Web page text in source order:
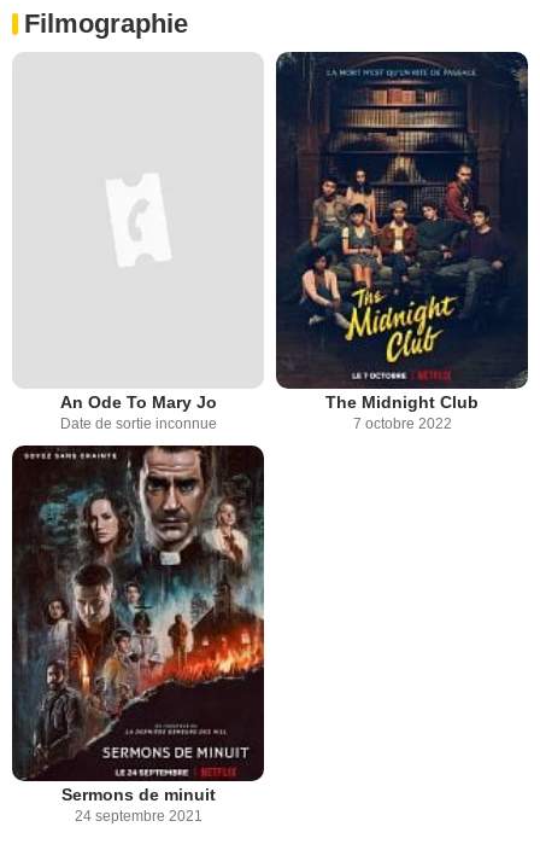
Filmographie
An Ode To Mary Jo
Date de sortie inconnue
The Midnight Club
7 octobre 2022
Sermons de minuit
24 septembre 2021